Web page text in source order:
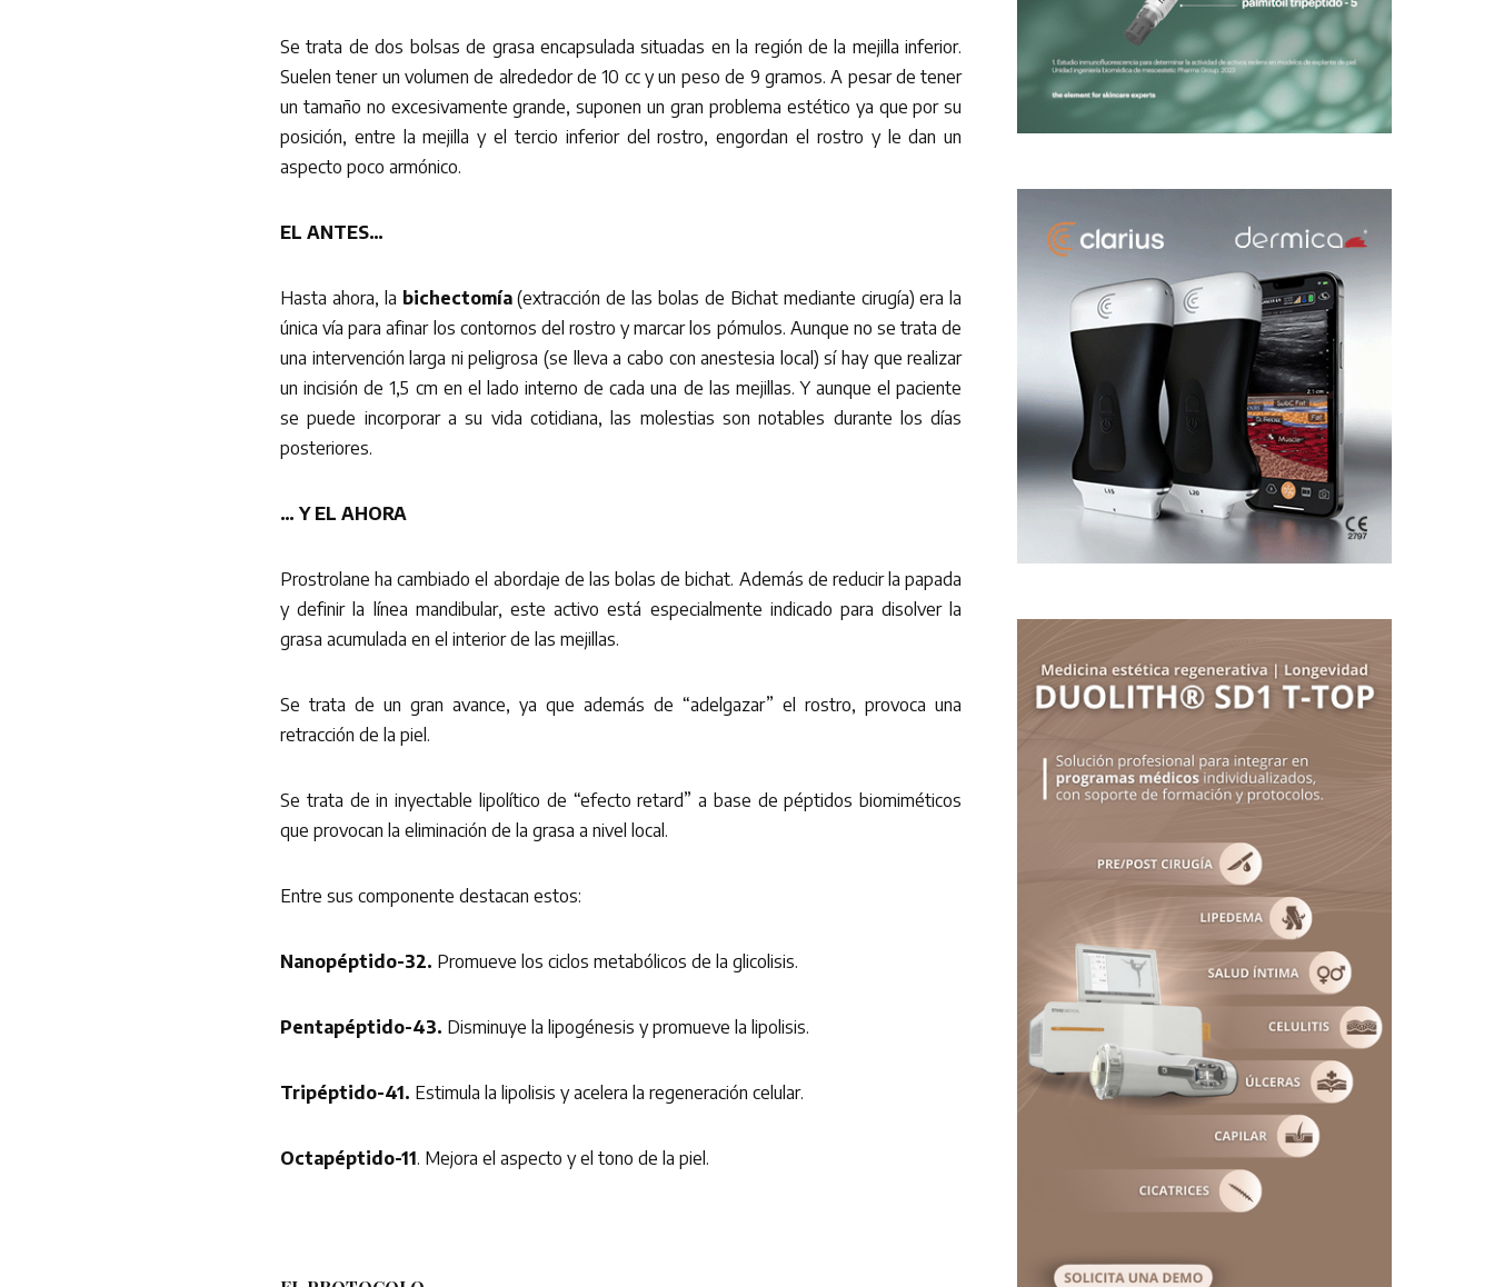
Se trata de dos bolsas de grasa encapsulada situadas en la región de la mejilla inferior.
Suelen tener un volumen de alrededor de 10 cc y un peso de 9 gramos. A pesar de tener
un tamaño no excesivamente grande, suponen un gran problema estético ya que por su
posición, entre la mejilla y el tercio inferior del rostro, engordan el rostro y le dan un
aspecto poco armónico.
EL ANTES…
Hasta ahora, la bichectomía(extracción de las bolas de Bichat mediante cirugía) era la
única vía para afinar los contornos del rostro y marcar los pómulos. Aunque no se trata de
una intervención larga ni peligrosa (se lleva a cabo con anestesia local) sí hay que realizar
un incisión de 1,5 cm en el lado interno de cada una de las mejillas. Y aunque el paciente
se puede incorporar a su vida cotidiana, las molestias son notables durante los días
posteriores.
… Y EL AHORA
Prostrolane ha cambiado el abordaje de las bolas de bichat. Además de reducir la papada
y definir la línea mandibular, este activo está especialmente indicado para disolver la
grasa acumulada en el interior de las mejillas.
Se trata de un gran avance, ya que además de “adelgazar” el rostro, provoca una
retracción de la piel.
Se trata de in inyectable lipolítico de “efecto retard” a base de péptidos biomiméticos
que provocan la eliminación de la grasa a nivel local.
Entre sus componente destacan estos:
Nanopéptido-32. Promueve los ciclos metabólicos de la glicolisis.
Pentapéptido-43. Disminuye la lipogénesis y promueve la lipolisis.
Tripéptido-41. Estimula la lipolisis y acelera la regeneración celular.
Octapéptido-11. Mejora el aspecto y el tono de la piel.